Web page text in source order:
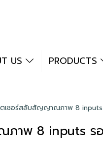
US PRODUCTS
เชอร์สลับสัญญาณภาพ 8 inputs
าพ 8 inputs รอ